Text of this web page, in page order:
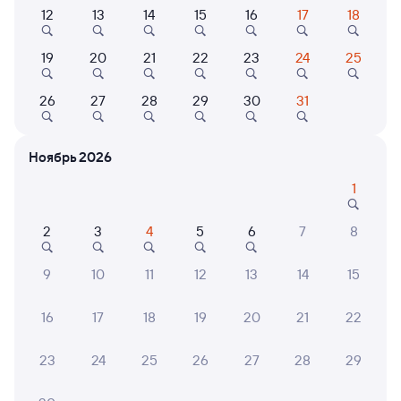
Выберите дату
214М Проходящий Двухэтажный 6,3
Москва
Парк)
19:50 21:30
1 ч 40 м в пути
Дни следования ближайшие: 2, 4, 6 октября Маршрут
Купе
Выберите дату
12 13 14 15 16 17 18
19 20 21 22 23 24 25
26 27 28 29 30 31
Ноябрь 2026
1
2 3 4 5 6 7 8
9 10 11 12 13 14 15
16 17 18 19 20 21 22
23 24 25 26 27 28 29